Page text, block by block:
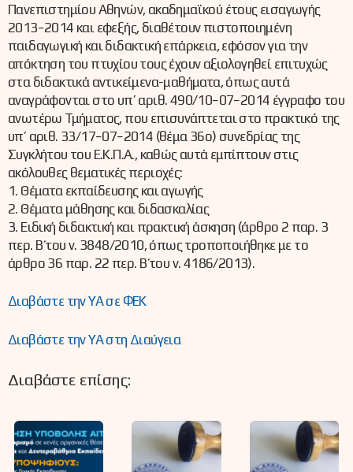
Πανεπιστημίου Αθηνών, ακαδημαϊκού έτους εισαγωγής
2013−2014 και εφεξής, διαθέτουν πιστοποιημένη
παιδαγωγική και διδακτική επάρκεια, εφόσον για την
απόκτηση του πτυχίου τους έχουν αξιολογηθεί επιτυχώς
στα διδακτικά αντικείμενα-μαθήματα, όπως αυτά
αναγράφονται στο υπ’ αριθ. 490/10−07−2014 έγγραφο του
ανωτέρω Τμήματος, που επισυνάπτεται στο πρακτικό της
υπ’ αριθ. 33/17−07−2014 (θέμα 36ο) συνεδρίας της
Συγκλήτου του Ε.Κ.Π.Α., καθώς αυτά εμπίπτουν στις
ακόλουθες θεματικές περιοχές:
1. Θέματα εκπαίδευσης και αγωγής
2. Θέματα μάθησης και διδασκαλίας
3. Ειδική διδακτική και πρακτική άσκηση (άρθρο 2 παρ. 3
περ. Β΄ του ν. 3848/2010, όπως τροποποιήθηκε με το
άρθρο 36 παρ. 22 περ. Β΄ του ν. 4186/2013).
Διαβάστε την ΥΑ σε ΦΕΚ
Διαβάστε την ΥΑ στη Διαύγεια
Διαβάστε επίσης: